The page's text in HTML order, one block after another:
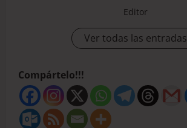
Editor
Ver todas las entradas
Compártelo!!!